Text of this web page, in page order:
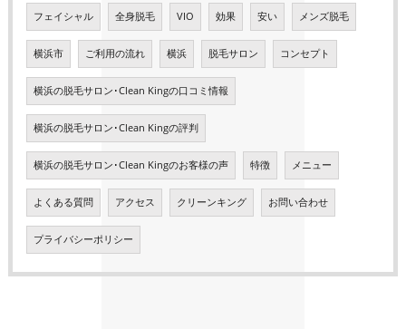
フェイシャル 全身脱毛 VIO 効果 安い メンズ脱毛
横浜市 ご利用の流れ 横浜 脱毛サロン コンセプト
横浜の脱毛サロン･Clean Kingの口コミ情報
横浜の脱毛サロン･Clean Kingの評判
横浜の脱毛サロン･Clean Kingのお客様の声 特徴 メニュー
よくある質問 アクセス クリーンキング お問い合わせ
プライバシーポリシー